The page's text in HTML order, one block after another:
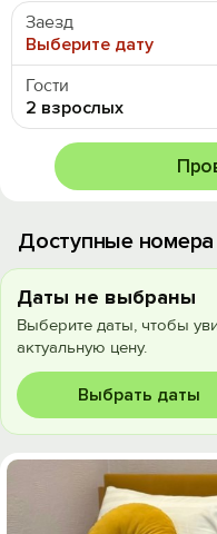
Заезд
Выберите дату
Гости
2 взрослых
Доступные номера
Даты не выбраны
Выберите даты, чтобы
актуальную цену.
Выбрать даты